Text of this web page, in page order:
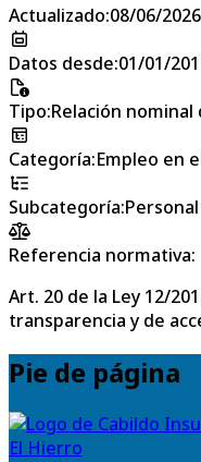
Actualizado:08/06/2026
Datos desde:01/01/
Tipo:Relación
Categoría:Empleo en
Subcategoría:
Referencia normativa:
Art. 20 de la Ley 12/
transparencia y de
Pie de página
El Hierro